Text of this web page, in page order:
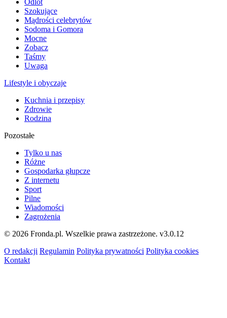
Szokujące
Mądrości celebrytów
Sodoma i Gomora
Mocne
Zobacz
Taśmy
Uwaga
Lifestyle i obyczaje
Kuchnia i przepisy
Zdrowie
Rodzina
Pozostałe
Tylko u nas
Różne
Gospodarka głupcze
Z internetu
Sport
Pilne
Wiadomości
Zagrożenia
© 2026 Fronda.pl. Wszelkie prawa zastrzeżone. v3.0.12
O redakcji Regulamin Polityka prywatności Polityka cookies
Kontakt